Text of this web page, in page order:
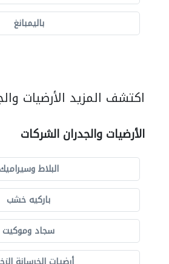
باليمبانغ
اكتشف المزيد الأرضيات
الأرضيات والجدران الشركات
البلاط
باركيه خشب
سجاد وموكيت